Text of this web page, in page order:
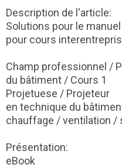
Description de l'article:
Solutions pour le
pour cours
Champ professionnel /
du bâtiment / Cours 1
Projetuese / Projeteur
en technique du
chauffage / ventilation /
Présentation:
eBook